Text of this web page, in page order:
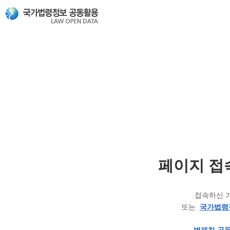
페이지 접
접속하신
또는 국가법